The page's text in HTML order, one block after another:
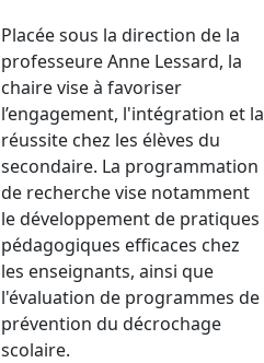
Placée sous la direction de la
professeure Anne Lessard, la
chaire vise à favoriser
l’engagement, l'intégration et la
réussite chez les élèves du
secondaire. La programmation
de recherche vise notamment
le développement de pratiques
pédagogiques efficaces chez
les enseignants, ainsi que
l'évaluation de programmes de
prévention du décrochage
scolaire.